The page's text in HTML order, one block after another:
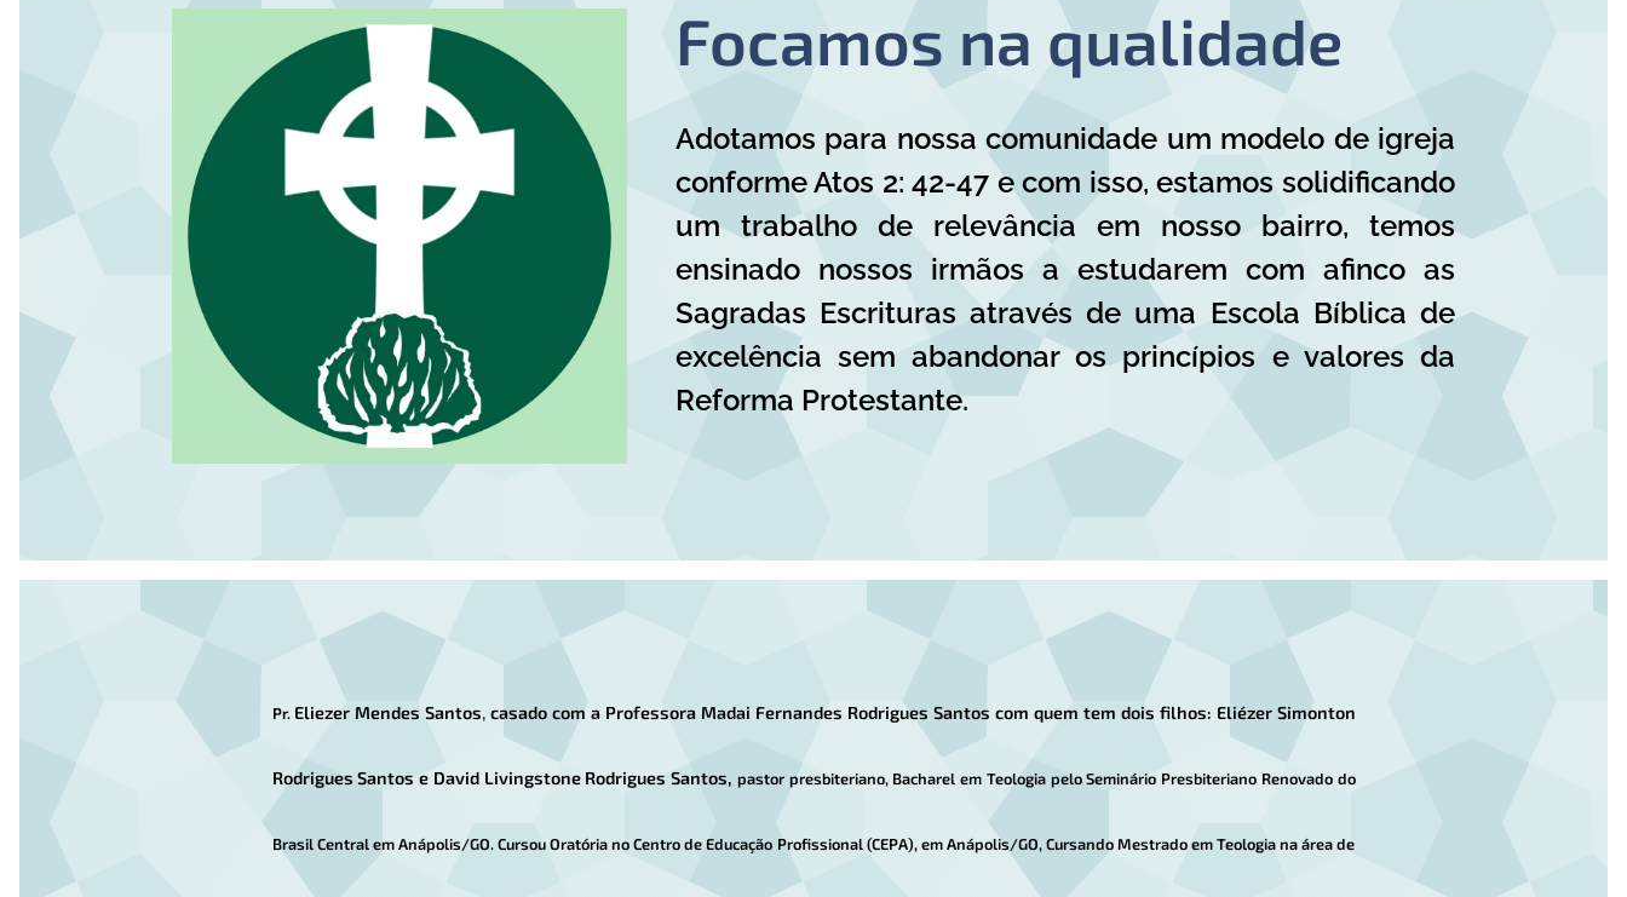
Focamos na qualidade
Adotamos para nossa comunidade um modelo de igreja
conforme Atos 2: 42-47 e com isso, estamos solidificando
um trabalho de relevância em nosso bairro, temos
ensinado nossos irmãos a estudarem com afinco as
Sagradas Escrituras através de uma Escola Bíblica de
excelência sem abandonar os princípios e valores da
Reforma Protestante.
Pr.Eliezer Mendes Santos,casado com a Professora Madai Fernandes Rodrigues Santos com quem tem dois filhos: Eliézer Simonton
Rodrigues Santos e David Livingstone Rodrigues Santos, pastor presbiteriano, Bacharel em Teologia pelo Seminário Presbiteriano Renovado do
Brasil Central em Anápolis/GO. Cursou Oratória no Centro de Educação Profissional (CEPA), em Anápolis/GO, Cursando Mestrado em Teologia na área de